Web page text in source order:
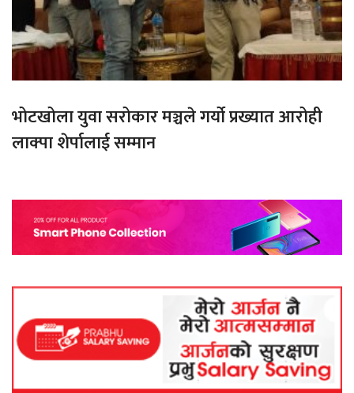
भोटखोला युवा सरोकार मञ्चले गर्यो प्रख्यात आरोही
लाक्पा शेर्पालाई सम्मान